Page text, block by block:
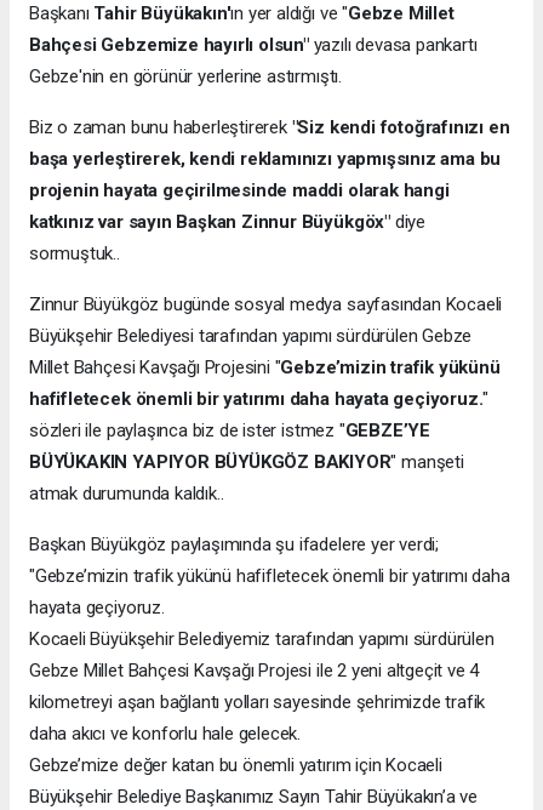
Başkanı Tahir Büyükakın'ın yer aldığı ve "Gebze Millet
Bahçesi Gebzemize hayırlı olsun"yazılı devasa pankartı
Gebze'nin en görünür yerlerine astırmıştı.
Biz o zaman bunu haberleştirerek "Siz kendi fotoğrafınızı en
başa yerleştirerek, kendi reklamınızı yapmışsınız ama bu
projenin hayata geçirilmesinde maddi olarak hangi
katkınız var sayın Başkan Zinnur Büyükgöx" diye
sormuştuk..
Zinnur Büyükgöz bugünde sosyal medya sayfasından Kocaeli
Büyükşehir Belediyesi tarafından yapımı sürdürülen Gebze
Millet Bahçesi Kavşağı Projesini "Gebze’mizin trafik yükünü
hafifletecek önemli bir yatırımı daha hayata geçiyoruz."
sözleri ile paylaşınca biz de ister istmez "GEBZE’YE
BÜYÜKAKIN YAPIYOR BÜYÜKGÖZ BAKIYOR" manşeti
atmak durumunda kaldık..
Başkan Büyükgöz paylaşımında şu ifadelere yer verdi;
"Gebze’mizin trafik yükünü hafifletecek önemli bir yatırımı daha
hayata geçiyoruz.
Kocaeli Büyükşehir Belediyemiz tarafından yapımı sürdürülen
Gebze Millet Bahçesi Kavşağı Projesi ile 2 yeni altgeçit ve 4
kilometreyi aşan bağlantı yolları sayesinde şehrimizde trafik
daha akıcı ve konforlu hale gelecek.
Gebze’mize değer katan bu önemli yatırım için Kocaeli
Büyükşehir Belediye Başkanımız Sayın Tahir Büyükakın’a ve